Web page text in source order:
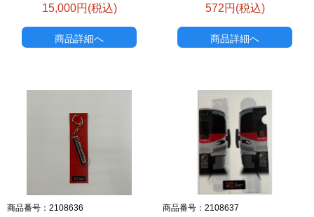
15,000円(税込)
商品詳細へ
572円(税込)
商品詳細へ
商品番号：2108636 商品番号：2108637